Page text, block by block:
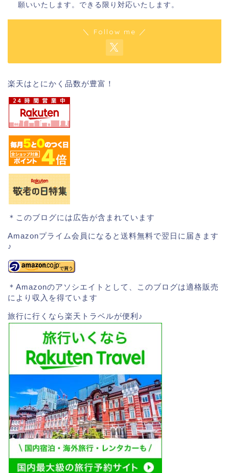
願いいたします。できる限り対応いたします。
＼ Follow me ／
楽天はとにかく品数が豊富！
＊このブログには広告が含まれています
Amazonプライム会員になると送料無料で翌日に届きます
♪
＊Amazonのアソシエイトとして、このブログは適格販売
により収入を得ています
旅行に行くなら楽天トラベルが便利♪